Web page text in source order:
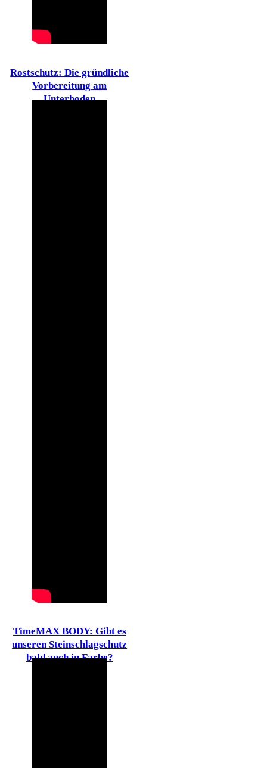
Rostschutz: Die gründliche
Vorbereitung am
Unterboden
TimeMAX BODY: Gibt es
unseren Steinschlagschutz
bald auch in Farbe?